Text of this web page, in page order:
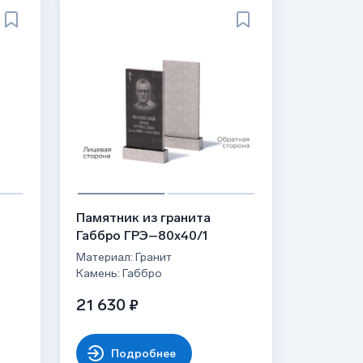
Памятник из гранита
Габбро ГРЭ–80х40/1
Материал: Гранит
Камень: Габбро
21 630 ₽
Подробнее